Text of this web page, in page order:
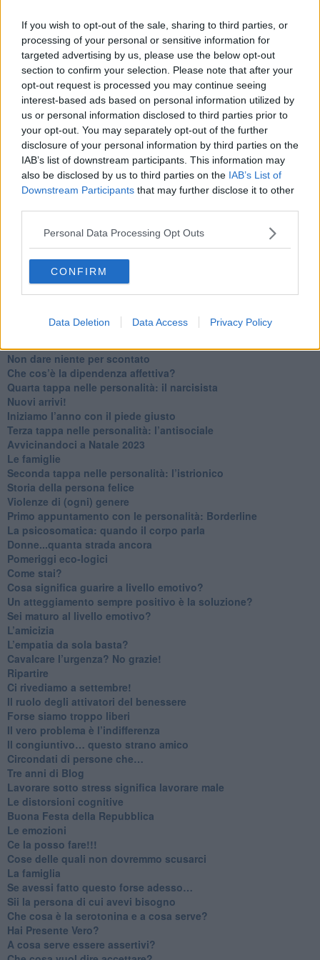
If you wish to opt-out of the sale, sharing to third parties, or
processing of your personal or sensitive information for
targeted advertising by us, please use the below opt-out
section to confirm your selection. Please note that after your
opt-out request is processed you may continue seeing
interest-based ads based on personal information utilized by
us or personal information disclosed to third parties prior to
your opt-out. You may separately opt-out of the further
disclosure of your personal information by third parties on the
IAB’s list of downstream participants. This information may
also be disclosed by us to third parties on the IAB’s List of
Downstream Participants that may further disclose it to other
Personal Data Processing Opt Outs
CONFIRM
Data Deletion Data Access Privacy Policy
​Il lato positivo delle cose
​Storie antiche di tempi moderni
​Quello che alle mamme non dicono
Adultescenza
Homo imbecillis
​4 anni di Blog
Quando il silenzio è aggressivo
​Il passato, questo conosciuto!
​Clima ballerino e sbalzi d’umore
La maternità
​L’uomo o l’orso?
Non hanno un amico a teatro​
​Cose che ci esauriscono
​Vespa che passione!
​Parole d’amore regalate al vento
​Essere genitori di un adolescente
​Saper pazientare
​Venerdì emozionalmente sostenibile
Ma ti ascolti?
Non dare niente per scontato
Che cos’è la dipendenza affettiva?
Quarta tappa nelle personalità: il narcisista
​Nuovi arrivi!
​Iniziamo l’anno con il piede giusto
​Terza tappa nelle personalità: l’antisociale
​Avvicinandoci a Natale 2023
Le famiglie
Seconda tappa nelle personalità: l’istrionico
​Storia della persona felice
Violenze di (ogni) genere
​Primo appuntamento con le personalità: Borderline
La psicosomatica: quando il corpo parla
Donne...quanta strada ancora
​Pomeriggi eco-logici
​Come stai?
Cosa significa guarire a livello emotivo?
​Un atteggiamento sempre positivo è la soluzione?
​Sei maturo al livello emotivo?
​L’amicizia
​L’empatia da sola basta?
​Cavalcare l’urgenza? No grazie!
Ripartire
​Ci rivediamo a settembre!
​Il ruolo degli attivatori del benessere
​Forse siamo troppo liberi
​Il vero problema è l’indifferenza
​Il congiuntivo… questo strano amico
​Circondati di persone che…
​Tre anni di Blog
​Lavorare sotto stress significa lavorare male
​Le distorsioni cognitive
​Buona Festa della Repubblica
Le emozioni
​Ce la posso fare!!!
​Cose delle quali non dovremmo scusarci
​La famiglia
​Se avessi fatto questo forse adesso…
​Sii la persona di cui avevi bisogno
Che cosa è la serotonina e a cosa serve?
​Hai Presente Vero?
A cosa serve essere assertivi?